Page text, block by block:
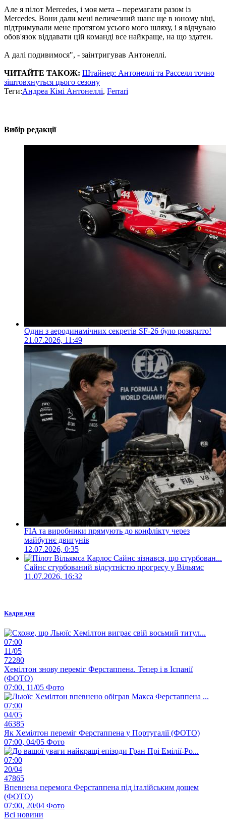
Але я пілот Mercedes, і моя мета – перемагати разом із
Mercedes. Вони дали мені величезний шанс ще в юному віці,
підтримували мене протягом усього мого шляху, і я відчуваю
обов'язок віддавати цій команді все найкраще, на що здатен.
А далі подивимося", - заінтригував Антонеллі.
ЧИТАЙТЕ ТАКОЖ: Штайнер: Антонеллі та Расселл точно
зіштовхнуться цього сезону
Теги:Андреа Кімі Антонеллі, Ferrari
Вибір редакції
Один з аеродинамічних секретів SF-26 було розкрито!
21.07.2026, 11:49
FIA та виробники прямують до конфлікту через
майбутнє двигунів
12.07.2026, 0:35
Сайнс стурбований відсутністю прогресу у Вільямс
11.07.2026, 16:32
Кадри дня
07:00
11/05
72280
Хемілтон знову переміг Ферстаппена. Тепер і в Іспанії
(ФОТО)
07:00, 11/05 Фото
07:00
04/05
46385
Як Хемілтон переміг Ферстаппена у Португалії (ФОТО)
07:00, 04/05 Фото
07:00
20/04
47865
Впевнена перемога Ферстаппена під італійським дощем
(ФОТО)
07:00, 20/04 Фото
Всі новини